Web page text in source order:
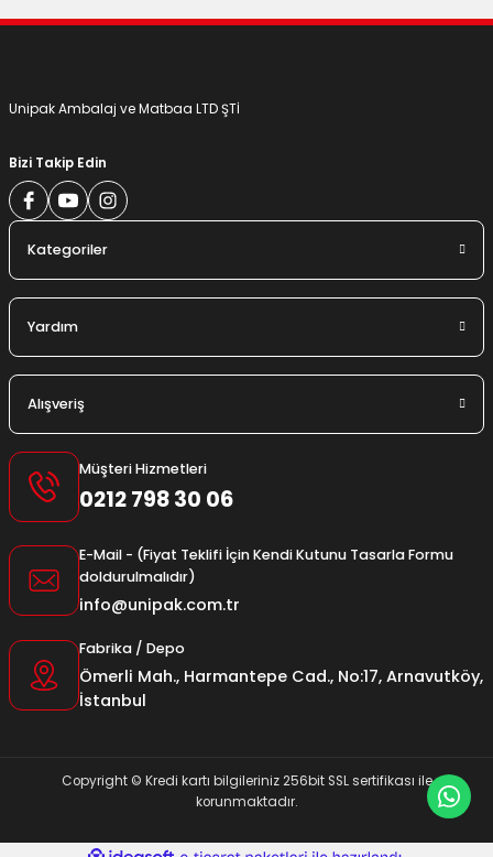
Unipak Ambalaj ve Matbaa LTD ŞTİ
Bizi Takip Edin
Kategoriler
Yardım
Alışveriş
Müşteri Hizmetleri
0212 798 30 06
E-Mail - (Fiyat Teklifi İçin Kendi Kutunu Tasarla Formu
doldurulmalıdır)
info@unipak.com.tr
Fabrika / Depo
Ömerli Mah., Harmantepe Cad., No:17, Arnavutköy,
İstanbul
Copyright © Kredi kartı bilgileriniz 256bit SSL sertifikası ile
korunmaktadır.